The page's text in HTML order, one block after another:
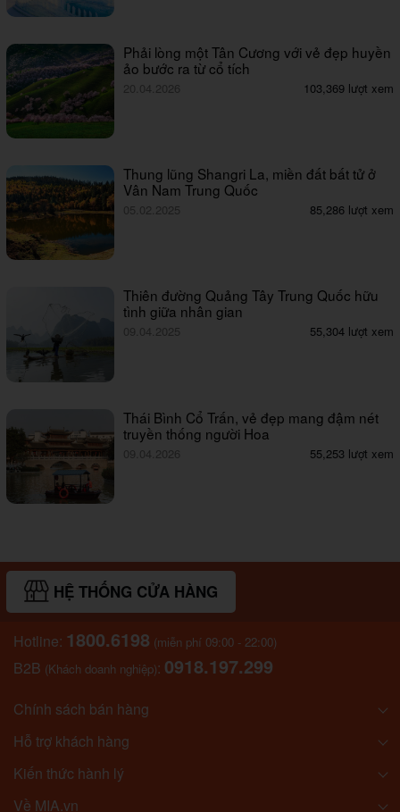
Phải lòng một Tân Cương với vẻ đẹp huyền
ảo bước ra từ cổ tích
20.04.2026 103,369 lượt xem
Thung lũng Shangri La, miền đất bất tử ở
Vân Nam Trung Quốc
05.02.2025 85,286 lượt xem
Thiên đường Quảng Tây Trung Quốc hữu
tình giữa nhân gian
09.04.2025 55,304 lượt xem
Thái Bình Cổ Trấn, vẻ đẹp mang đậm nét
truyền thống người Hoa
09.04.2026 55,253 lượt xem
HỆ THỐNG CỬA HÀNG
Hotline: 1800.6198 (miễn phí 09:00 - 22:00)
B2B (Khách doanh nghiệp): 0918.197.299
Chính sách bán hàng
Hỗ trợ khách hàng
Kiến thức hành lý
Về MIA.vn